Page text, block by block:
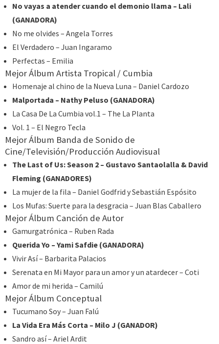
No vayas a atender cuando el demonio llama – Lali
(GANADORA)
No me olvides – Angela Torres
El Verdadero – Juan Ingaramo
Perfectas – Emilia
Mejor Álbum Artista Tropical / Cumbia
Homenaje al chino de la Nueva Luna – Daniel Cardozo
Malportada – Nathy Peluso (GANADORA)
La Casa De La Cumbia vol.1 – The La Planta
Vol. 1 – El Negro Tecla
Mejor Álbum Banda de Sonido de
Cine/Televisión/Producción Audiovisual
The Last of Us: Season 2 – Gustavo Santaolalla & David
Fleming (GANADORES)
La mujer de la fila – Daniel Godfrid y Sebastián Espósito
Los Mufas: Suerte para la desgracia – Juan Blas Caballero
Mejor Álbum Canción de Autor
Gamurgatrónica – Ruben Rada
Querida Yo – Yami Safdie (GANADORA)
Vivir Así – Barbarita Palacios
Serenata en Mi Mayor para un amor y un atardecer – Coti
Amor de mi herida – Camilú
Mejor Álbum Conceptual
Tucumano Soy – Juan Falú
La Vida Era Más Corta – Milo J (GANADOR)
Sandro así – Ariel Ardit